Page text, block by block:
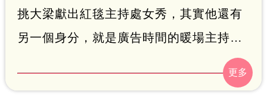
挑大梁獻出紅毯主持處女秀，其實他還有
另一個身分，就是廣告時間的暖場主持
人！LuLu卯足全力炒熱氣氛，包括大膽挑
戰阿妹的歌曲，或者是唱不上去，就跟觀